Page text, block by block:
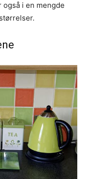
også i en mengde